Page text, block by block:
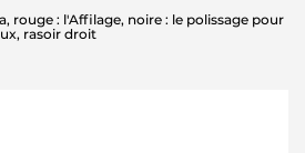
rouge : l'Affilage, noire : le polissage pour
rasoir droit